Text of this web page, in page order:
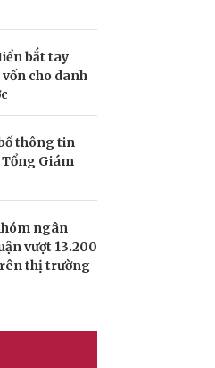
bắt tay
cho danh
thông tin
Giám
ngân
vượt 13.200
thị trường